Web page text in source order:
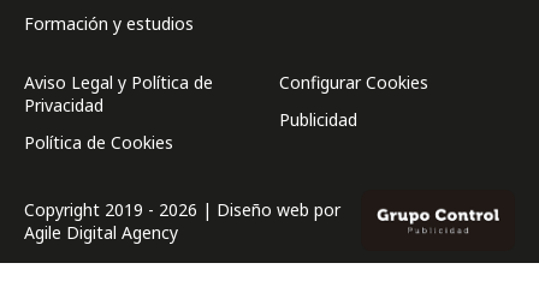
Formación y estudios
Aviso Legal y Política de
Privacidad
Política de Cookies
Configurar Cookies
Publicidad
Copyright 2019 - 2026 | Diseño web por
Agile Digital Agency